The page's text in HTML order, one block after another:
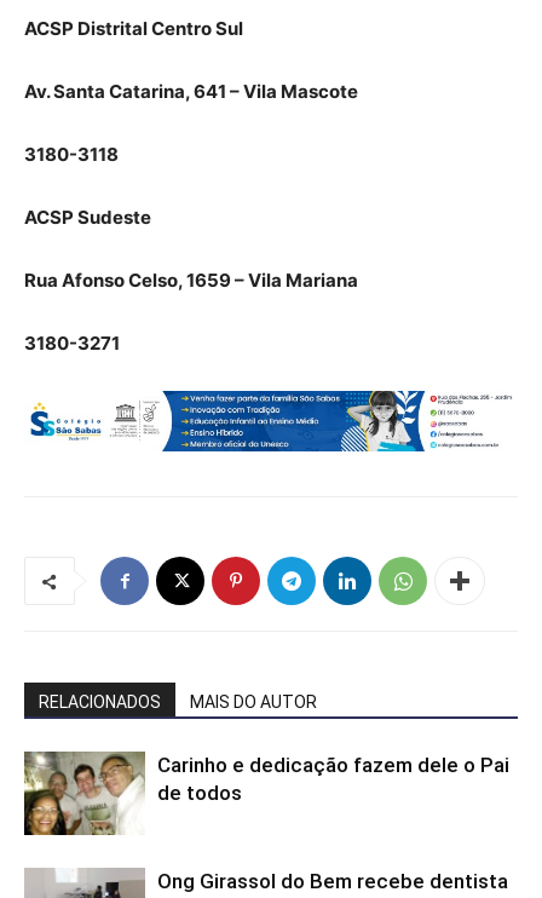
ACSP Distrital Centro Sul
Av. Santa Catarina, 641 – Vila Mascote
3180-3118
ACSP Sudeste
Rua Afonso Celso, 1659 – Vila Mariana
3180-3271
RELACIONADOS MAIS DO AUTOR
Carinho e dedicação fazem dele o Pai
de todos
Ong Girassol do Bem recebe dentista